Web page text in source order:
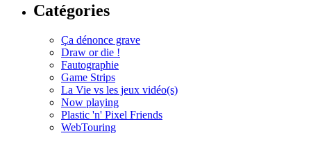
Catégories
Ça dénonce grave
Draw or die !
Fautographie
Game Strips
La Vie vs les jeux vidéo(s)
Now playing
Plastic 'n' Pixel Friends
WebTouring